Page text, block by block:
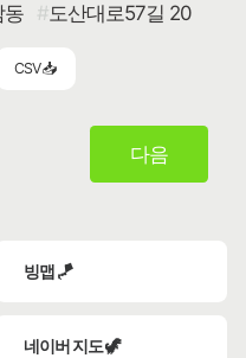
동 도산대로57길 20
CSV 📥
다음
빙맵 🪁
네이버 지도 🦖